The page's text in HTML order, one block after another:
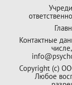
Контактные
Copyright (с)
Любое